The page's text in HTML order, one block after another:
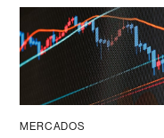
MERCADOS